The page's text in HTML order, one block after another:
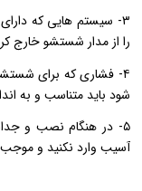
۳- سیستم هایی که
را از مدار شستشو خارج
۴- فشاری که برای
شود باید متناسب و به
۵- در هنگام نصب و
آسیب وارد نکنید و